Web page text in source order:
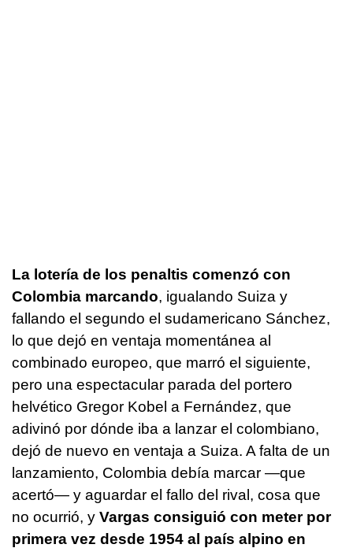
La lotería de los penaltis comenzó con
Colombia marcando, igualando Suiza y
fallando el segundo el sudamericano Sánchez,
lo que dejó en ventaja momentánea al
combinado europeo, que marró el siguiente,
pero una espectacular parada del portero
helvético Gregor Kobel a Fernández, que
adivinó por dónde iba a lanzar el colombiano,
dejó de nuevo en ventaja a Suiza. A falta de un
lanzamiento, Colombia debía marcar —que
acertó— y aguardar el fallo del rival, cosa que
no ocurrió, y Vargas consiguió con meter por
primera vez desde 1954 al país alpino en